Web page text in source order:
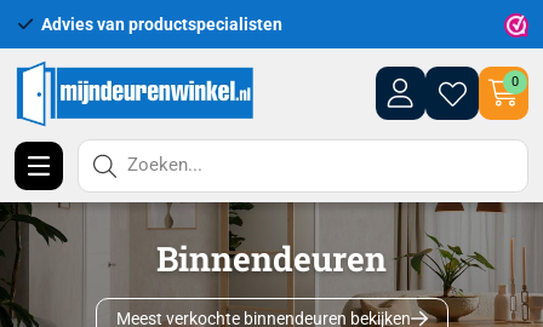
Uitgebreid assortiment uit voorraad leverbaar
0
Zoeken...
Binnendeuren
Meest verkochte binnendeuren bekijken